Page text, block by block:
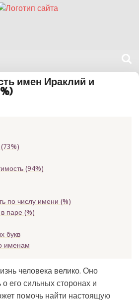
имен Ираклий и
(94%)
по числу имени (%)
паре (%)
букв
именам
человека велико. Оно
о его сильных сторонах и
помочь найти настоящую